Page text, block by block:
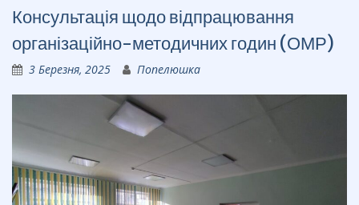
Консультація щодо відпрацювання
організаційно-методичних годин (ОМР)
3 Березня, 2025 Попелюшка